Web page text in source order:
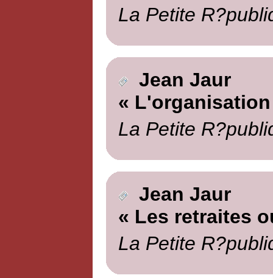
La Petite
Jean Jaur
«
La Petite
Jean Jaur
« Les retraites
La Petite